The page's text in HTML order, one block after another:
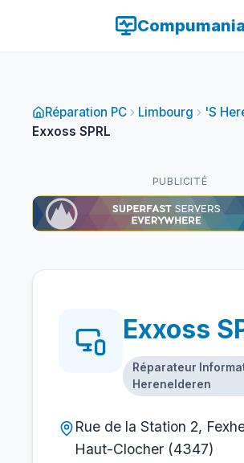
Compumania
Réparation PC Limbourg
'S
Exxoss SPRL
PUBLICITÉ
Exxoss
Réparateur
Herenelderen
Rue de la Station 2,
Haut-Clocher (4347)